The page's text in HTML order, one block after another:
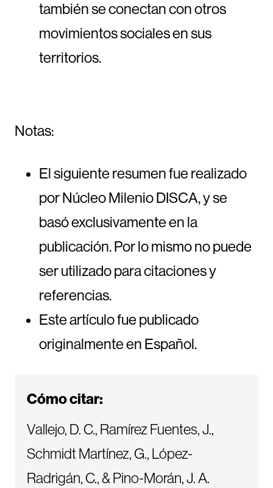
también se conectan con otros
movimientos sociales en sus
territorios.
Notas:
El siguiente resumen fue realizado
por Núcleo Milenio DISCA, y se
basó exclusivamente en la
publicación. Por lo mismo no puede
ser utilizado para citaciones y
referencias.
Este artículo fue publicado
originalmente en Español.
Cómo citar:
Vallejo, D. C., Ramírez Fuentes, J.,
Schmidt Martínez, G., López-
Radrigán, C., & Pino-Morán, J. A.